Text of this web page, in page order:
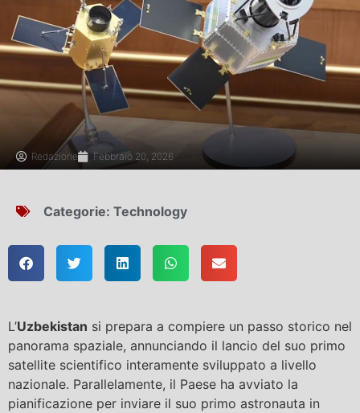
Redazione Febbraio 20, 2026
Categorie: Technology
L’Uzbekistan si prepara a compiere un passo storico nel
panorama spaziale, annunciando il lancio del suo primo
satellite scientifico interamente sviluppato a livello
nazionale. Parallelamente, il Paese ha avviato la
pianificazione per inviare il suo primo astronauta in